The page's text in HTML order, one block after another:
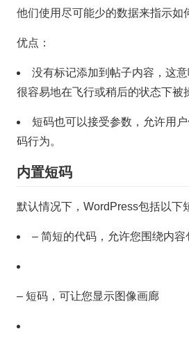
他们使用尽可能少的数据来指示如
优点：
没有标记添加到帖子内容，这
很容易地在飞行或稍后的状态下被
短码也可以接受参数，允许用
码行为。
内置短码
默认情况下，WordPress包括以下
– 简短的代码，允许您围绕内容
– 短码，可让您显示图像画廊